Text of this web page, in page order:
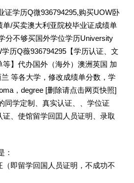
证学历Q微936794295,购买UOW卧
单/买卖澳大利亚院校毕业证成绩单
分不够买国外学位学历University
历Q薇936794295【学历认证、文
】代办国外（海外）澳洲英国 加
等各大学，修改成绩单分数，学
，degree [删除请点击网页快照]
同学定制、真实认证、、学位证
、使馆留学回囯人员证明、录取
：
即留学回国人员证明，不成功不